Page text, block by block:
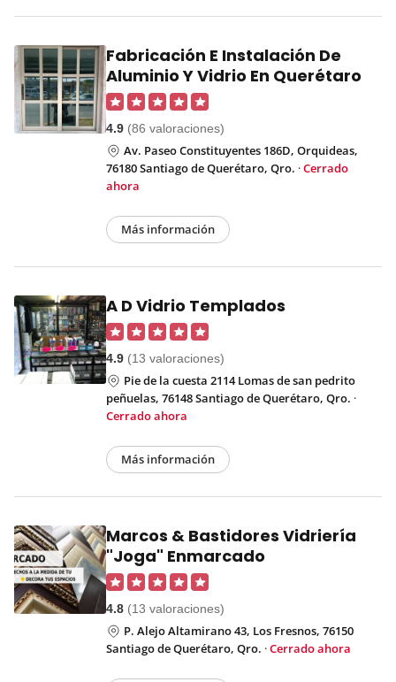
Fabricación E Instalación De
Aluminio Y Vidrio En Querétaro
4.9 (86 valoraciones)
Av. Paseo Constituyentes 186D, Orquideas,
76180 Santiago de Querétaro, Qro. ·Cerrado
ahora
Más información
A D Vidrio Templados
4.9 (13 valoraciones)
Pie de la cuesta 2114 Lomas de san pedrito
peñuelas, 76148 Santiago de Querétaro, Qro. ·
Cerrado ahora
Más información
Marcos & Bastidores Vidriería
"Joga" Enmarcado
4.8 (13 valoraciones)
P. Alejo Altamirano 43, Los Fresnos, 76150
Santiago de Querétaro, Qro. ·Cerrado ahora